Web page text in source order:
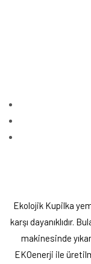
Ekolojik Kupilka
karşı dayanıklıdır.
makinesinde
EKOenerji ile